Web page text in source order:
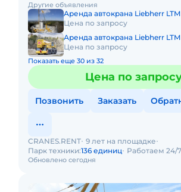
строительства и ремон
Другие объявления
Аренда автокрана Liebherr LTM
Цена по запросу
Аренда автокрана Liebherr LTM
Цена по запросу
Показать еще 30 из 32
Цена по
Позвонить Заказать
Обновлено сегодня
CRANES.RENT 9 лет на площадке
Парк техники:136 единиц Работаем 24/7